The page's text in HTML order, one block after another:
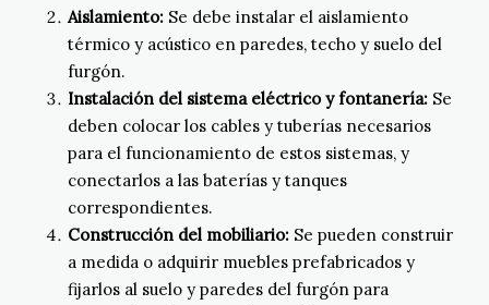
Aislamiento: Se debe instalar el aislamiento
térmico y acústico en paredes, techo y suelo del
furgón.
Instalación del sistema eléctrico y fontanería: Se
deben colocar los cables y tuberías necesarios
para el funcionamiento de estos sistemas, y
conectarlos a las baterías y tanques
correspondientes.
Construcción del mobiliario: Se pueden construir
a medida o adquirir muebles prefabricados y
fijarlos al suelo y paredes del furgón para